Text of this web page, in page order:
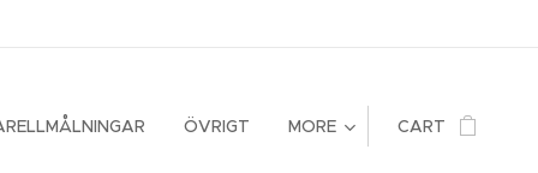
ÖVRIGT MORE CART